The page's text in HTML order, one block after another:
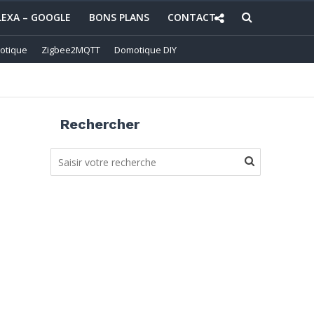
– GOOGLE BONS PLANS CONTACT
Zigbee2MQTT Domotique DIY
Rechercher